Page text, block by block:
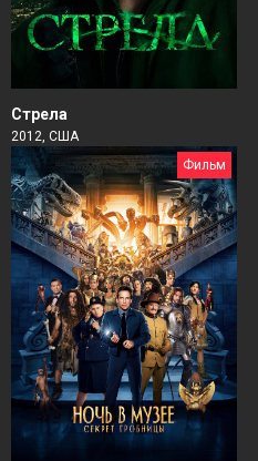
Стрела
2012, США
Фильм